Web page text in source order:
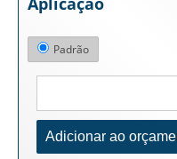
Padrão